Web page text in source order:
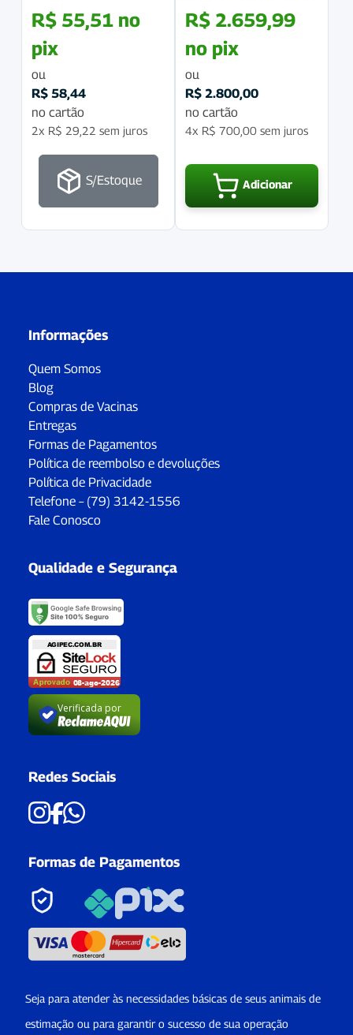
R$ 55,51 no
pix
ou
R$ 58,44
no cartão
2x R$ 29,22 sem juros
S/Estoque
R$ 2.659,99
no pix
ou
R$ 2.800,00
no cartão
4x R$ 700,00 sem juros
Adicionar
Informações
Quem Somos
Blog
Compras de Vacinas
Entregas
Formas de Pagamentos
Política de reembolso e devoluções
Política de Privacidade
Telefone – (79) 3142-1556
Fale Conosco
Qualidade e Segurança
Verificada por
Redes Sociais
Formas de Pagamentos
Seja para atender às necessidades básicas de seus animais de
estimação ou para garantir o sucesso de sua operação